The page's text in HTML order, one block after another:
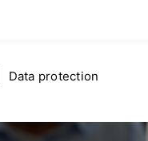
Data protection